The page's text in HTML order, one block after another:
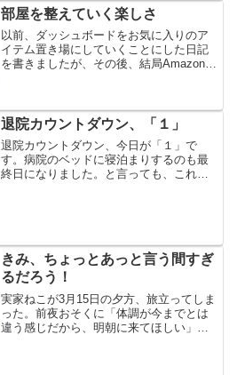
ろ、追越車線から猛烈なスピードで抜か
されたスープラの後ろ姿がと...
部屋を整えていく楽しさ
以前、ダッシュボードをお気に入りのア
イテム置き場にしていくことにした日記
を書きましたが、その後、結局Amazonで
スイッチのオ...
退院カウントダウン、「１」
退院カウントダウン、今日が「１」で
す。病院のベッドに寝泊まりするのも最
終日になりました。と言っても、これを
きみ、ちょっとあっと言う間すぎ
るだろう！
実家ねこが3月15日の夕方、旅立ってしま
った。前夜おそくに「体調が今までとは
違う感じだから、明朝に来てほしい」と